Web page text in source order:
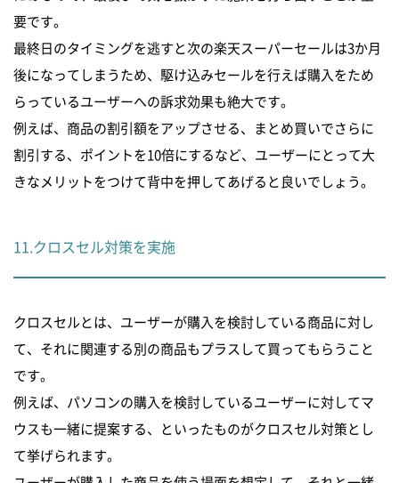
要です。
最終日のタイミングを逃すと次の楽天スーパーセールは3か月
後になってしまうため、駆け込みセールを行えば購入をため
らっているユーザーへの訴求効果も絶大です。
例えば、商品の割引額をアップさせる、まとめ買いでさらに
割引する、ポイントを10倍にするなど、ユーザーにとって大
きなメリットをつけて背中を押してあげると良いでしょう。
11.クロスセル対策を実施
クロスセルとは、ユーザーが購入を検討している商品に対し
て、それに関連する別の商品もプラスして買ってもらうこと
です。
例えば、パソコンの購入を検討しているユーザーに対してマ
ウスも一緒に提案する、といったものがクロスセル対策とし
て挙げられます。